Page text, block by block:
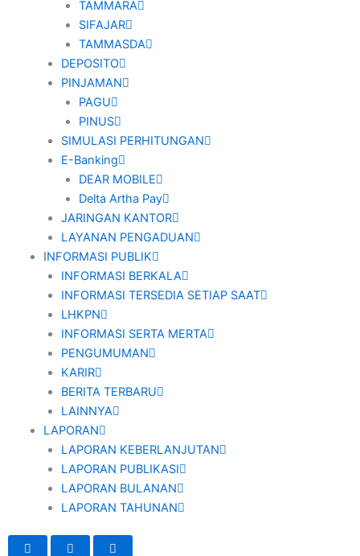
TAMMARA
SIFAJAR
TAMMASDA
DEPOSITO
PINJAMAN
PAGU
PINUS
SIMULASI PERHITUNGAN
E-Banking
DEAR MOBILE
Delta Artha Pay
JARINGAN KANTOR
LAYANAN PENGADUAN
INFORMASI PUBLIK
INFORMASI BERKALA
INFORMASI TERSEDIA SETIAP SAAT
LHKPN
INFORMASI SERTA MERTA
PENGUMUMAN
KARIR
BERITA TERBARU
LAINNYA
LAPORAN
LAPORAN KEBERLANJUTAN
LAPORAN PUBLIKASI
LAPORAN BULANAN
LAPORAN TAHUNAN